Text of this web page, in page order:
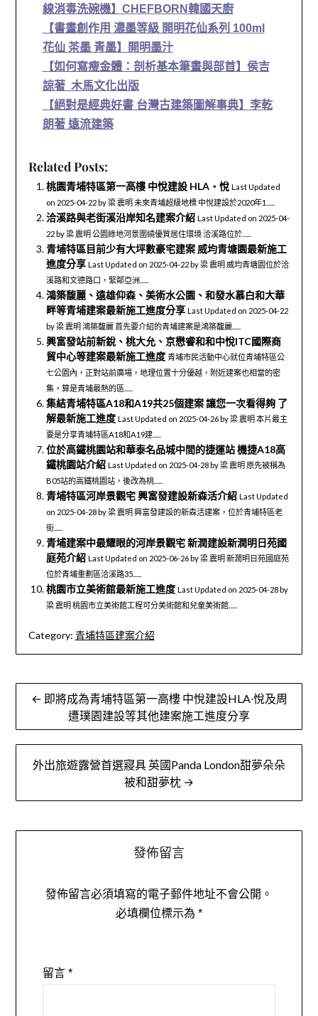
線消毒洗碗機】CHEFBORN韓國天廚
【書畫創作用 濃墨等級 開明花仙系列 100ml
花仙 茶墨 青墨】開明墨汁
【如何寫瘦金體：剖析基本筆畫與部首】侯吉
諒著 木馬文化出版
【絕對是經典好書 台灣古建築圖解事典】李乾
朗著 遠流建築
Related Posts:
桃園青埔特區第一高樓 中悅建設 HLA‧悅 Last Updated
on 2025-04-22 by 梁 震明 未來青埔超級地標 中悅建設於2020年1......
洽溪路與老街溪沿岸知名建案介紹 Last Updated on 2025-04-
22 by 梁 震明 公園綠地河景圍繞優質居住環境 洽溪路位於......
青埔特區目前少有大坪數豪宅建案 威均青塘園最新施工
進度分享 Last Updated on 2025-04-22 by 梁 震明 威均青塘園位於洽
溪路和文德路口，緊鄰亞洲......
鴻築馥麗、遠雄仰森、美術水公園、和發水慕白和大華
畔等青埔建案最新施工進度分享 Last Updated on 2025-04-22
by 梁 震明 鴻築馥麗 首先要介紹的青埔建案是鴻築馥麗......
興富發站前新銳、桃大允、京懋睿和和中悅ITC國際商
貿中心等建案最新施工進度 青埔市民活動中心就位青埔特區公
七公園內，正對站前廣場，地理位置十分優越，附近建案也相當的密
集，算是青埔最熱的區......
集結青埔特區A18和A19共25個建案 讓您一次看得夠 了
解最新施工進度 Last Updated on 2025-04-26 by 梁 震明 本片最主
要是分享青埔特區A18和A19建......
位於高鐵桃園站和華泰名品城中間的捷運站 機捷A18高
鐵桃園站介紹 Last Updated on 2025-04-28 by 梁 震明 原先被稱為
B05站的高鐵桃園站，後改為桃......
青埔特區河岸景觀宅 興富發建設新森活介紹 Last Updated
on 2025-04-28 by 梁 震明 興富發建設的新森活建案，位於青埔特區老
街......
青埔建案中最耀眼的河岸景觀宅 新潤建設新潤明日苑國
庭苑介紹 Last Updated on 2025-06-26 by 梁 震明 新潤明日苑國庭苑
位於青埔重劃區洽溪路35......
桃園市立美術館最新施工進度 Last Updated on 2025-04-28 by
梁 震明 桃園市立美術館工程可分美術館和兒童美術館......
Category: 青埔特區建案介紹
文
導
← 即將成為青埔特區第一高樓 中悅建設HLA∙悅及周
遭璞園建設等其他建案施工進度分享
外出旅遊露營首選寢具 英國Panda London甜夢朵朵
被和甜夢枕 →
發佈留言
發佈留言必須填寫的電子郵件地址不會公開。
必填欄位標示為 *
留言 *